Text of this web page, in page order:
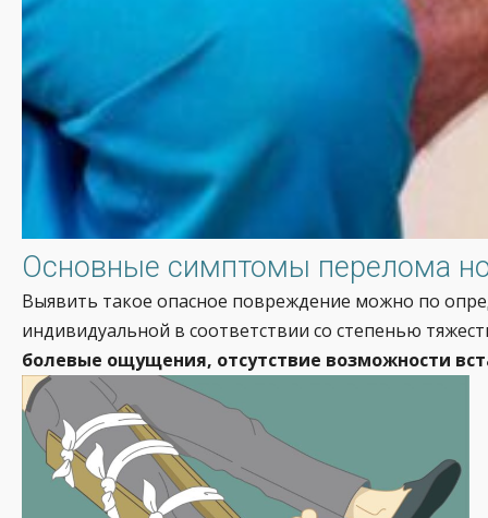
Основные симптомы перелома
Выявить такое опасное повреждение можно по
индивидуальной в соответствии со степенью
болевые ощущения, отсутствие возможности